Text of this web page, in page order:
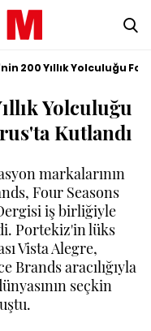
200 Yıllık Yolculuğu
Yolculuğu
Kutlandı
markalarının
Four Seasons
iş birliğiyle
Portekiz'in lüks
Vista Alegre,
Brands aracılığıyla
seçkin